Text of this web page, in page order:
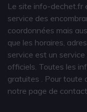
Le site info-dechet.fr
service des
coordonnées mais
que les horaires,
service est un
officiels. Toutes les
gratuites
. Pour
notre page de contact.